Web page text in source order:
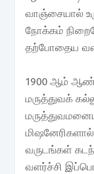
வாஞ்சையால்
நோக்கம்
தற்போதைய
1900 ஆம்
மருத்துவக்
வருடங்கள்
வளர்ச்சி